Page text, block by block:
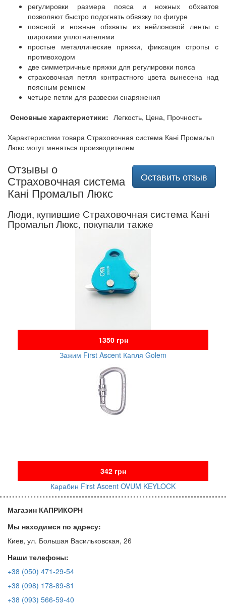
регулировки размера пояса и ножных обхватов
позволяют быстро подогнать обвязку по фигуре
поясной и ножные обхваты из нейлоновой ленты с
широкими уплотнителями
простые металлические пряжки, фиксация стропы с
противоходом
две симметричные пряжки для регулировки пояса
страховочная петля контрастного цвета вынесена над
поясным ремнем
четыре петли для развески снаряжения
Основные характеристики: Легкость, Цена, Прочность
Характеристики товара Страховочная система Кані Промальп
Люкс могут меняться производителем
Оставить отзыв
Отзывы о
Страховочная система
Кані Промальп Люкс
Люди, купившие Страховочная система Кані
Промальп Люкс, покупали также
1350 грн
Зажим First Ascent Капля Golem
342 грн
Карабин First Ascent OVUM KEYLOCK
Магазин КАПРИКОРН
Мы находимся по адресу:
Киев, ул. Большая Васильковская, 26
Наши телефоны:
+38 (050) 471-29-54
+38 (098) 178-89-81
+38 (093) 566-59-40